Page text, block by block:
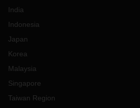
India
Indonesia
Japan
Korea
Malaysia
Singapore
Taiwan Region